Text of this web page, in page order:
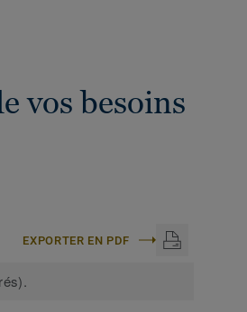
vos besoins
EXPORTER EN PDF